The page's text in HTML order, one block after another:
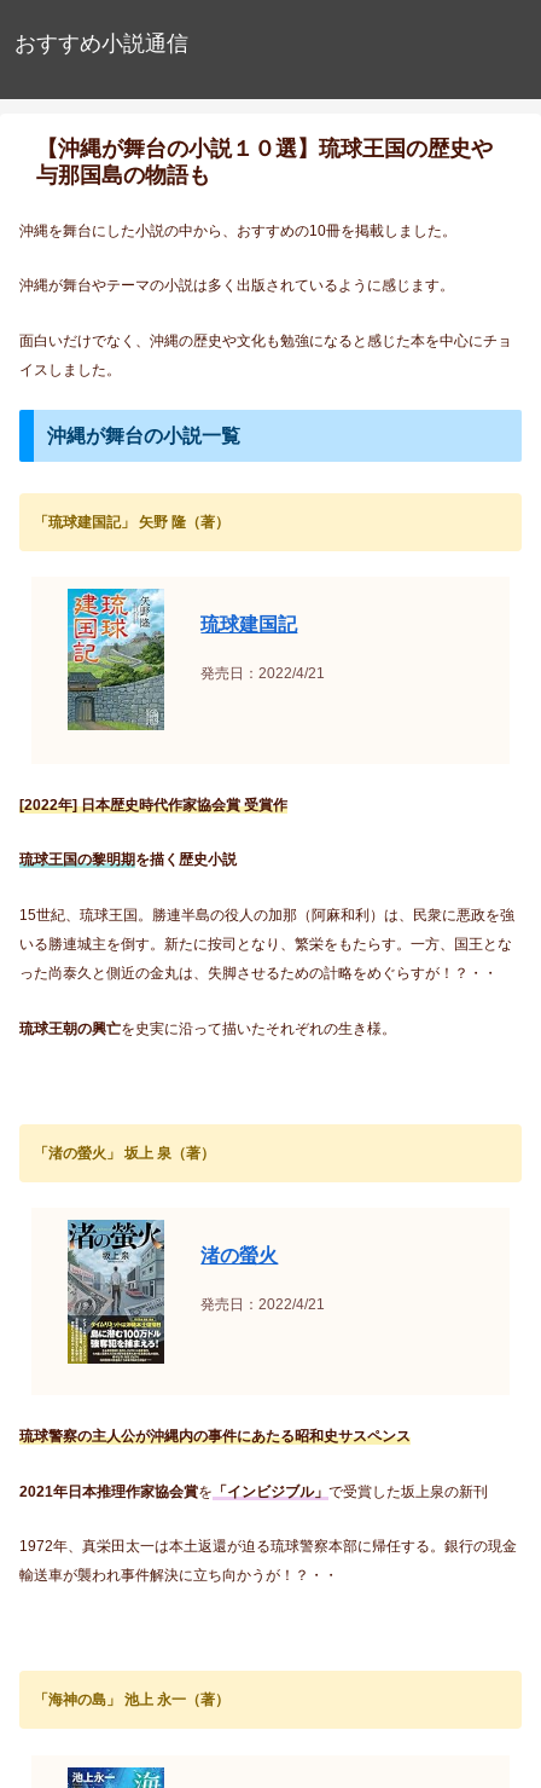
おすすめ小説通信
【沖縄が舞台の小説１０選】琉球王国の歴史や
与那国島の物語も
沖縄を舞台にした小説の中から、おすすめの10冊を掲載しました。
沖縄が舞台やテーマの小説は多く出版されているように感じます。
面白いだけでなく、沖縄の歴史や文化も勉強になると感じた本を中心にチョ
イスしました。
沖縄が舞台の小説一覧
「琉球建国記」 矢野 隆（著）
琉球建国記
発売日：2022/4/21
[2022年] 日本歴史時代作家協会賞 受賞作
琉球王国の黎明期を描く歴史小説
15世紀、琉球王国。勝連半島の役人の加那（阿麻和利）は、民衆に悪政を強
いる勝連城主を倒す。新たに按司となり、繁栄をもたらす。一方、国王とな
った尚泰久と側近の金丸は、失脚させるための計略をめぐらすが！？・・
琉球王朝の興亡を史実に沿って描いたそれぞれの生き様。
「渚の螢火」 坂上 泉（著）
渚の螢火
発売日：2022/4/21
琉球警察の主人公が沖縄内の事件にあたる昭和史サスペンス
2021年日本推理作家協会賞を 「インビジブル」 で受賞した坂上泉の新刊
1972年、真栄田太一は本土返還が迫る琉球警察本部に帰任する。銀行の現金
輸送車が襲われ事件解決に立ち向かうが！？・・
「海神の島」 池上 永一（著）